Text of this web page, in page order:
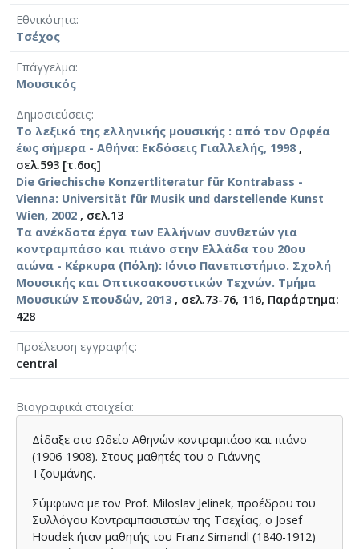
Εθνικότητα
Τσέχος
Επάγγελμα
Μουσικός
Δημοσιεύσεις
Το λεξικό της ελληνικής μουσικής : από τον Ορφέα
έως σήμερα - Αθήνα: Εκδόσεις Γιαλλελής, 1998 ,
σελ.593 [τ.6ος]
Die Griechische Konzertliteratur für Kontrabass -
Vienna: Universität für Musik und darstellende Kunst
Wien, 2002 , σελ.13
Τα ανέκδοτα έργα των Ελλήνων συνθετών για
κοντραμπάσο και πιάνο στην Ελλάδα του 20ου
αιώνα - Κέρκυρα (Πόλη): Ιόνιο Πανεπιστήμιο. Σχολή
Μουσικής και Οπτικοακουστικών Τεχνών. Τμήμα
Μουσικών Σπουδών, 2013 , σελ.73-76, 116, Παράρτημα:
428
Προέλευση εγγραφής
central
Βιογραφικά στοιχεία
Δίδαξε στο Ωδείο Αθηνών κοντραμπάσο και πιάνο
(1906-1908). Στους μαθητές του ο Γιάννης
Τζουμάνης.
Σύμφωνα με τον Prof. Miloslav Jelinek, προέδρου του
Συλλόγου Κοντραμπασιστών της Τσεχίας, ο Josef
Houdek ήταν μαθητής του Franz Simandl (1840-1912)